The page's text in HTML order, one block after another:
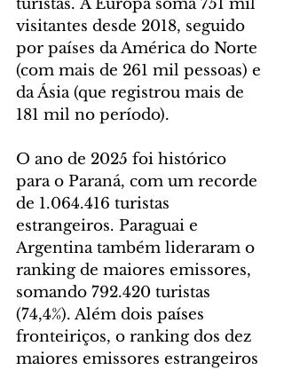
turistas. A Europa soma 751 mil
visitantes desde 2018, seguido
por países da América do Norte
(com mais de 261 mil pessoas) e
da Ásia (que registrou mais de
181 mil no período).
O ano de 2025 foi histórico
para o Paraná, com um recorde
de 1.064.416 turistas
estrangeiros. Paraguai e
Argentina também lideraram o
ranking de maiores emissores,
somando 792.420 turistas
(74,4%). Além dois países
fronteiriços, o ranking dos dez
maiores emissores estrangeiros